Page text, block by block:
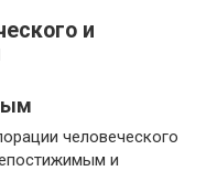
и
человеческого
и